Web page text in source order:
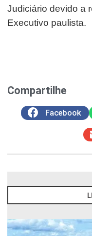
Judiciário devido a
Executivo paulista.
Compartilhe
Facebook